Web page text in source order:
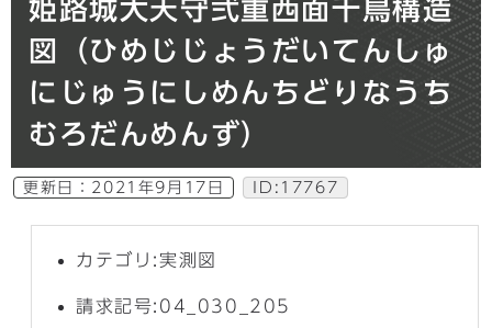
姫路城大天守弐重西面千鳥構造
図（ひめじじょうだいてんしゅ
にじゅうにしめんちどりなうち
むろだんめんず）
更新日： 2021年9月17日 ID:17767
カテゴリ:実測図
請求記号:04_030_205